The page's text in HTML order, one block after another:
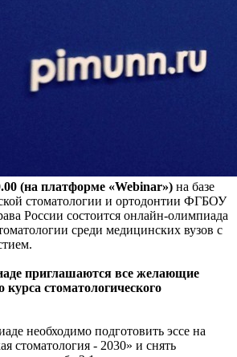
(на платформе «Webinar») на базе
стоматологии и ортодонтии ФГБОУ
России состоится онлайн-олимпиада
среди медицинских вузов с
приглашаются все желающие
курса стоматологического
необходимо подготовить эссе на
стоматология - 2030» и снять